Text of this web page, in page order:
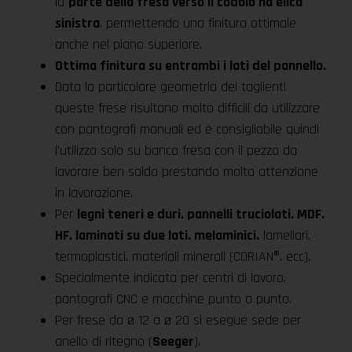
sinistra. permettendo una finitura ottimale
anche nel piano superiore.
Ottima finitura su entrambi i lati del pannello.
Data la particolare geometria dei taglienti
queste frese risultano molto difficili da utilizzare
con pantografi manuali ed è consigliabile quindi
l’utilizzo solo su banco fresa con il pezzo da
lavorare ben saldo prestando molta attenzione
in lavorazione.
Per legni teneri e duri. pannelli truciolati. MDF.
HF. laminati su due lati. melaminici. lamellari.
termoplastici. materiali minerali (CORIAN®. ecc).
Specialmente indicata per centri di lavoro.
pantografi CNC e macchine punto a punto.
Per frese da ø 12 a ø 20 si esegue sede per
anello di ritegno (Seeger).